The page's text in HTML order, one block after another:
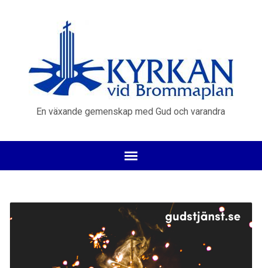
En växande gemenskap med Gud och varandra